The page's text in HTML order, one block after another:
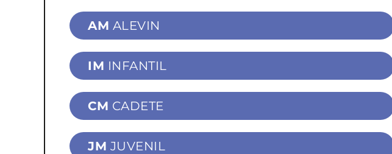
AM ALEVIN
IM INFANTIL
CM CADETE
JM JUVENIL